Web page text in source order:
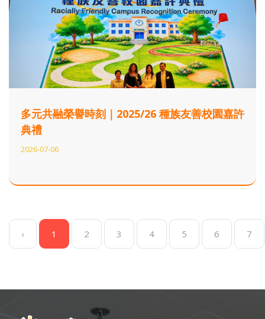
多元共融榮譽時刻｜2025/26 種族友善校園嘉許
典禮
2026-07-06
‹ 1 2 3 4 5 6 7